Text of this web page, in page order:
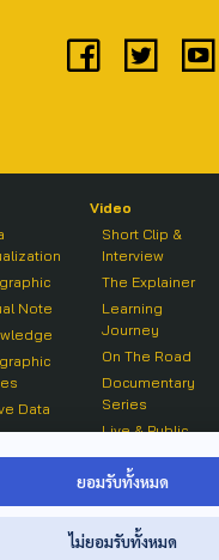
Note
Data
Video
Short Clip &
Interview
The Explainer
Learning
Journey
On The Road
Documentary
Series
Live & Public
On air Clip
ยอมรับทั้งหมด
ไม่ยอมรับทั้งหมด